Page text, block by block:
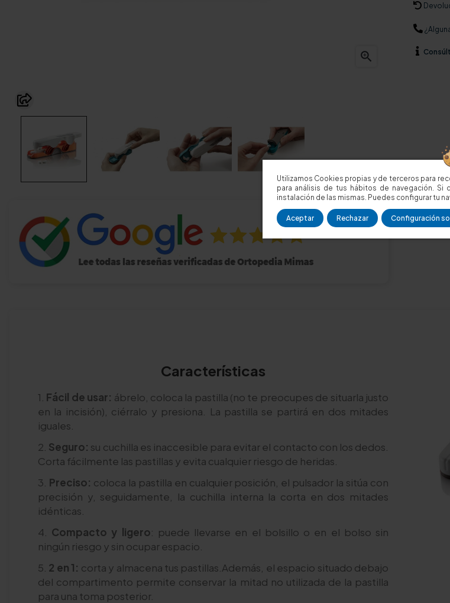
Utilizamos Cookies propias y de terceros para
para análisis de tus hábitos de navegación. Si
instalación de las mismas. Puedes configurar tu
Aceptar Rechazar Configuración

Características
1. Fácil de usar: ábrelo, coloca la pastilla (no te preocupes de situarla justo
en la incisión), ciérralo y presiona. La pastilla se partirá en dos mitades
iguales.
2. Seguro: su cuchilla es inaccesible para evitar el contacto con los dedos.
Corta fácilmente las pastillas y evita cualquier riesgo de heridas.
3. Preciso: coloca la pastilla en cualquier posición, el pulsador la sitúa con
precisión y, seguidamente, la cuchilla interna la corta en dos mitades
idénticas.
4. Compacto y ligero: puede llevarse en el bolsillo o en el bolso sin
ningún riesgo y sin ocupar espacio.
5. 2 en 1: corta y almacena tus pastillas.Además, el espacio situado debajo
del compartimento permite conservar la mitad no utilizada de la pastilla
para una toma posterior.